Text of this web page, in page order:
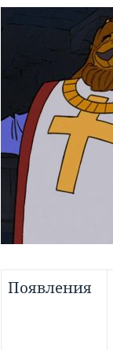
Появления